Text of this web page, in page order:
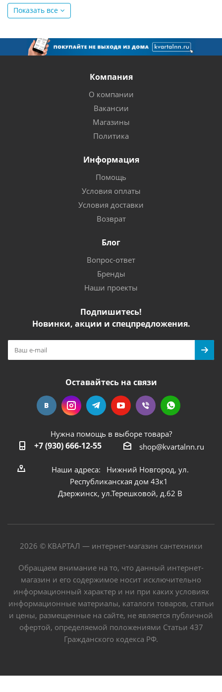
Показать все
Компания
О компании
Вакансии
Магазины
Политика
Информация
Помощь
Условия оплаты
Условия доставки
Возврат
Блог
Вопрос-ответ
Бренды
Наши проекты
Подпишитесь!
Новинки, акции и спецпредложения.
Оставайтесь на связи
Нужна помощь в выборе товара?
+7 (930) 666-12-55 shop@kvartalnn.ru
Наши адреса: Нижний Новгород, ул.
Республиканская дом 43к1
Дзержинск, ул.Терешковой, д.62 В
2026 © КВАРТАЛ — интернет-магазин сантехники
Обращаем внимание на то, что данный интернет-
магазин и его содержимое носит исключительно
информационный характер и ни при каких условиях
информационные материалы, каталоги товаров, статьи
и цены, размещенные на сайте, не является публичной
офертой, определяемой положениями Статьи 437
Гражданского кодекса РФ.